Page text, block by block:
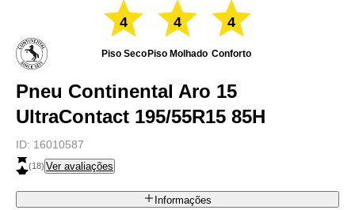
4
Piso Seco
4
Piso Molhado
4
Conforto
Pneu Continental Aro 15
UltraContact 195/55R15 85H
ID: 16010587
(18) Ver avaliações
Informações